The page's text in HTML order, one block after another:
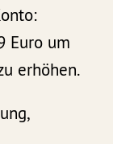
Euro um
erhöhen.